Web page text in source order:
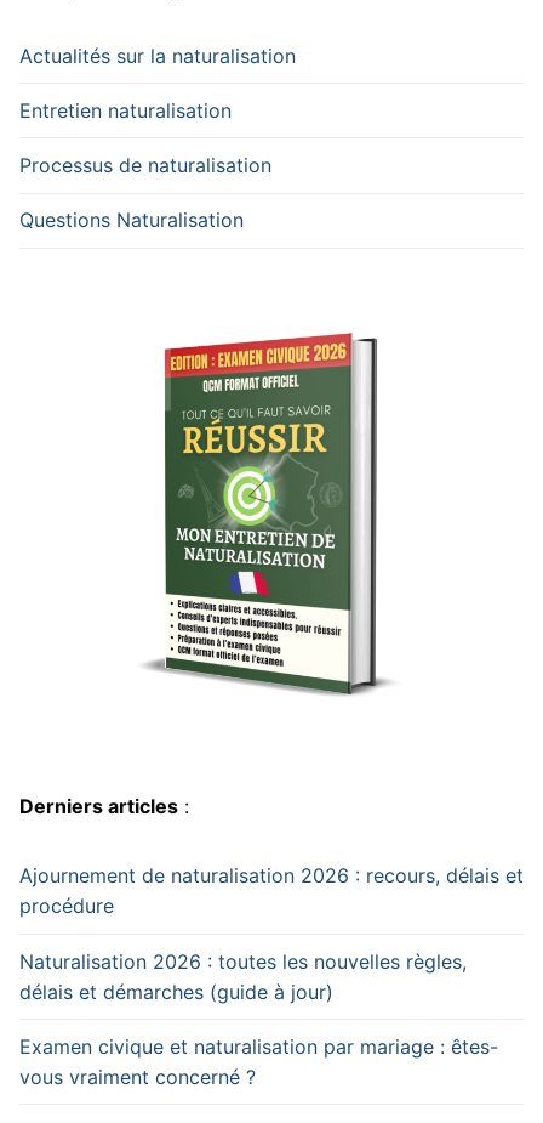
Actualités sur la naturalisation
Entretien naturalisation
Processus de naturalisation
Questions Naturalisation
Derniers articles :
Ajournement de naturalisation 2026 : recours, délais et
procédure
Naturalisation 2026 : toutes les nouvelles règles,
délais et démarches (guide à jour)
Examen civique et naturalisation par mariage : êtes-
vous vraiment concerné ?